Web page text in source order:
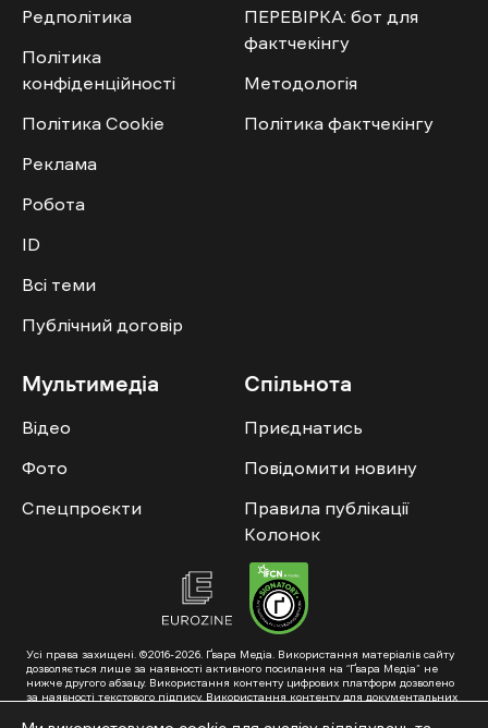
Редполітика
Політика
конфіденційності
Політика Cookie
Реклама
Робота
ID
Всі теми
Публічний договір
ПЕРЕВІРКА: бот для
фактчекінгу
Методологія
Політика фактчекінгу
Мультимедіа
Відео
Фото
Спецпроєкти
Спільнота
Приєднатись
Повідомити новину
Правила публікації
Колонок
Усі права захищені. ©2016-2026. Ґвара Медіа. Використання матеріалів сайту
дозволяється лише за наявності активного посилання на “Ґвара Медіа” не
нижче другого абзацу. Використання контенту цифрових платформ дозволено
за наявності текстового підпису. Використання контенту для документальних